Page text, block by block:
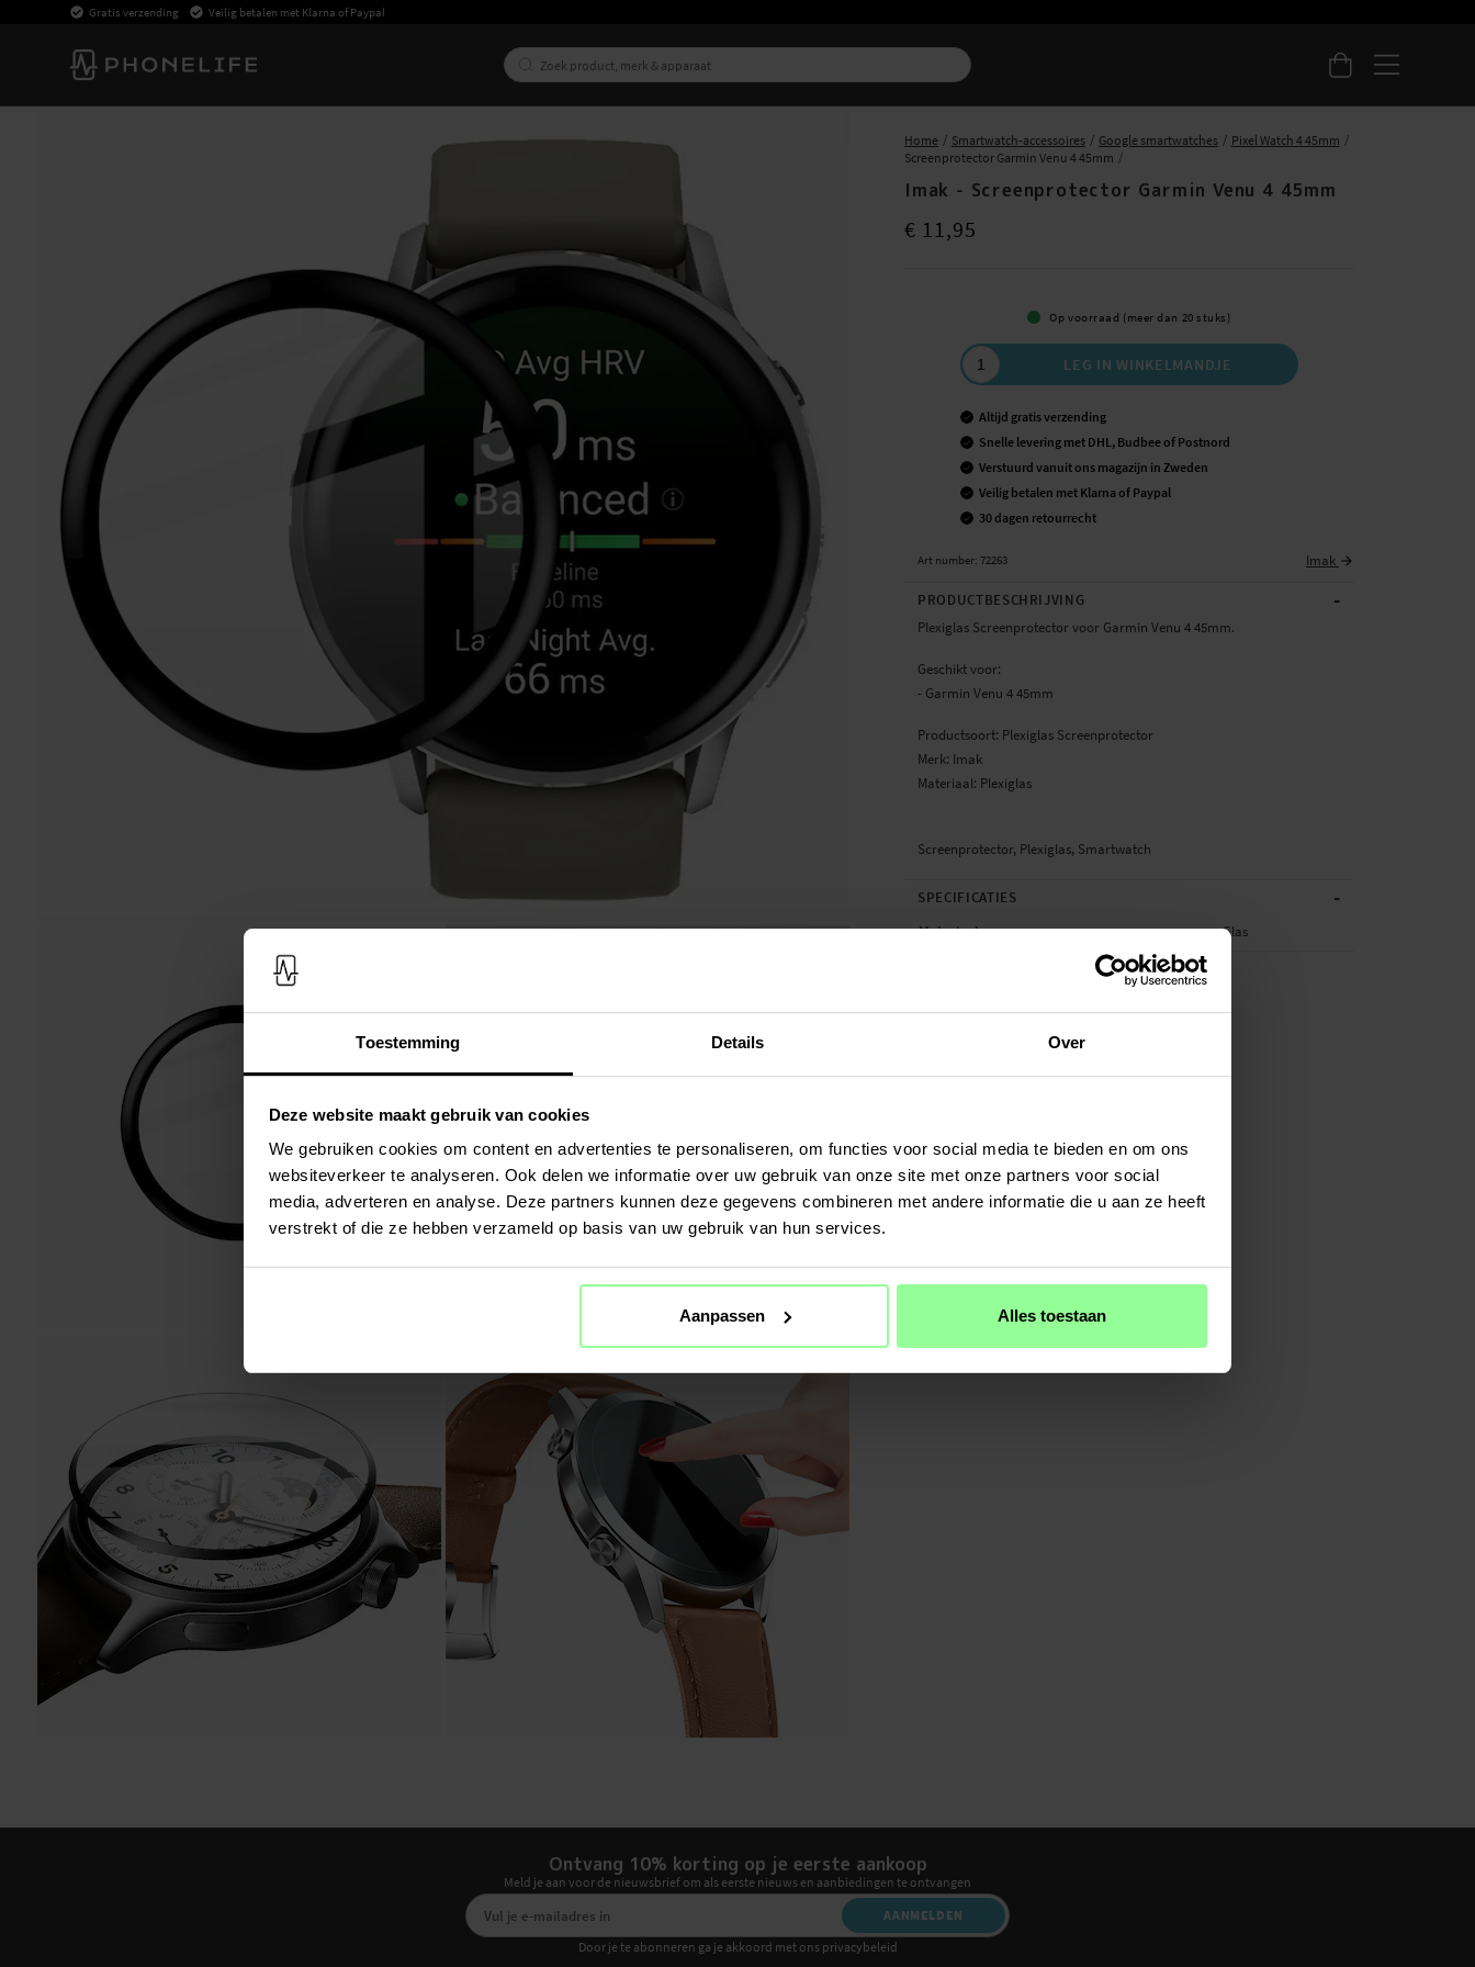
Toestemming Details Over
Deze website maakt gebruik van cookies
We gebruiken cookies om content en advertenties te personaliseren, om functies voor social media te bieden en om ons
websiteverkeer te analyseren. Ook delen we informatie over uw gebruik van onze site met onze partners voor social
media, adverteren en analyse. Deze partners kunnen deze gegevens combineren met andere informatie die u aan ze heeft
verstrekt of die ze hebben verzameld op basis van uw gebruik van hun services.
Aanpassen Alles toestaan
Gratis verzending Veilig betalen met Klarna of Paypal
Home Smartwatch-accessoires Google smartwatches
Pixel Watch 4 45mm
Screenprotector Garmin Venu 4 45mm
Imak - Screenprotector Garmin Venu 4 45mm
Prijs : € 11,95
€ 11,95
Op voorraad (meer dan 20 stuks)
LEG IN WINKELMANDJE
Altijd gratis verzending
Snelle levering met DHL, Budbee of Postnord
Verstuurd vanuit ons magazijn in Zweden
Veilig betalen met Klarna of Paypal
30 dagen retourrecht
Art number: 72263 Imak
PRODUCTBESCHRIJVING -
Plexiglas Screenprotector voor Garmin Venu 4 45mm.
Geschikt voor:
- Garmin Venu 4 45mm
Productsoort: Plexiglas Screenprotector
Merk: Imak
Materiaal: Plexiglas
Screenprotector, Plexiglas, Smartwatch
SPECIFICATIES -
Materiaal Glas
Ontvang 10% korting op je eerste aankoop
Meld je aan voor de nieuwsbrief om als eerste nieuws en aanbiedingen te ontvangen
AANMELDEN
Door je te abonneren ga je akkoord met ons privacybeleid